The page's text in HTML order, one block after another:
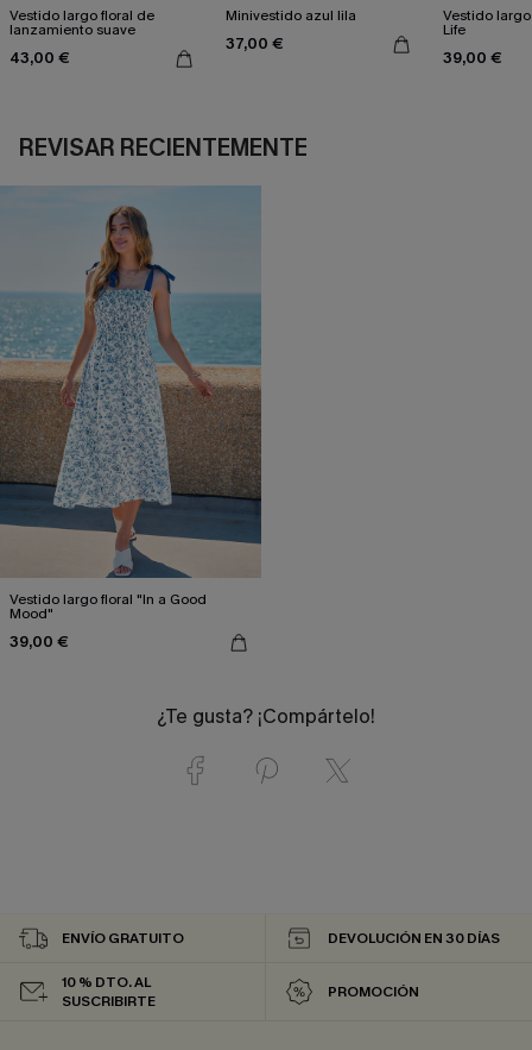
Vestido largo floral de
lanzamiento suave
43,00 €
Minivestido azul lila
37,00 €
Vestido
Life
39,00 €
REVISAR RECIENTEMENTE
Vestido largo floral "In a Good
Mood"
39,00 €
¿Te gusta? ¡Compártelo!
ENVÍO GRATUITO DEVOLUCIÓN EN 30 DÍAS
10 % DTO. AL
SUSCRIBIRTE
PROMOCIÓN